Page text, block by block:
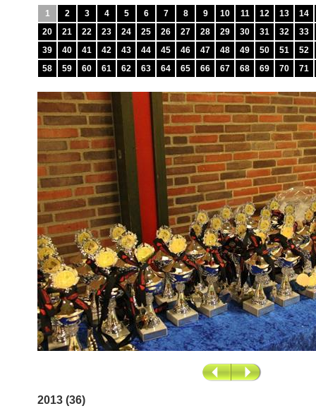
1 2 3 4 5 6 7 8 9 10 11 12 13
14
20
21 22 23 24 25 26 27 28 29 30 31 32
33
39
40 41 42 43 44 45 46 47 48 49 50 51
52
58
59 60 61 62 63 64 65 66 67 68 69 70 71
2013 (36)